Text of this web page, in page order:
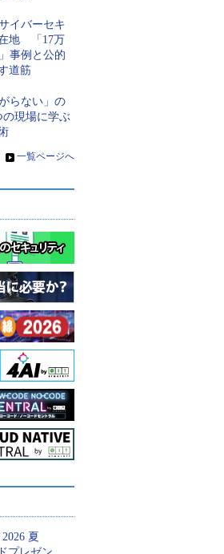
イバーセキ
地 「17万
事例と公的
道筋
らない」の
現場に学ぶ
» 一覧ページへ
夏